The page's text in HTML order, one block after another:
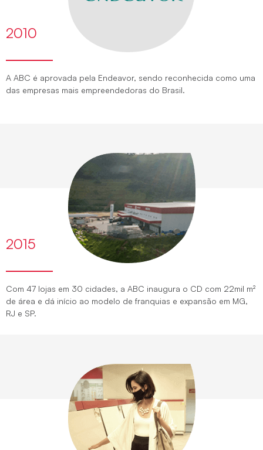
2010
A ABC é aprovada pela Endeavor, sendo reconhecida como uma
das empresas mais empreendedoras do Brasil.
2015
Com 47 lojas em 30 cidades, a ABC inaugura o CD com 22mil m²
de área e dá início ao modelo de franquias e expansão em MG,
RJ e SP.